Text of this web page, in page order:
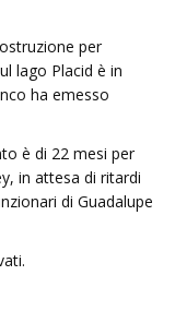
per
lago Placid è in
ha emesso
è di 22 mesi per
in attesa di ritardi
di Guadalupe